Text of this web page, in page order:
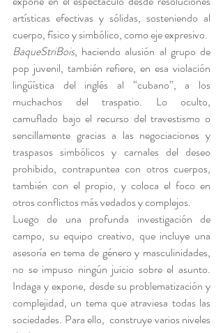
artísticas efectivas y sólidas, sosteniendo al
BaqueStriBois, haciendo alusión al grupo de
pop juvenil, también refiere, en esa violación
lingüística del inglés al “cubano”, a los
muchachos del traspatio. Lo oculto,
camuflado bajo el recurso del travestismo o
sencillamente gracias a las negociaciones y
traspasos simbólicos y carnales del deseo
prohibido, contrapuntea con otros cuerpos,
también con el propio, y coloca el foco en
otros conflictos más vedados y complejos.
Luego de una profunda investigación de
campo, su equipo creativo, que incluye una
asesoría en tema de género y masculinidades,
no se impuso ningún juicio sobre el asunto.
Indaga y expone, desde su problematización y
complejidad, un tema que atraviesa todas las
sociedades. Para ello,  construye varios niveles